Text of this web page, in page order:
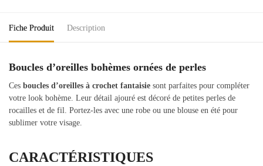
Fiche Produit Description
Boucles d’oreilles bohèmes ornées de perles
Ces boucles d’oreilles à crochet fantaisie sont parfaites pour compléter
votre look bohème. Leur détail ajouré est décoré de petites perles de
rocailles et de fil. Portez-les avec une robe ou une blouse en été pour
sublimer votre visage.
CARACTÉRISTIQUES